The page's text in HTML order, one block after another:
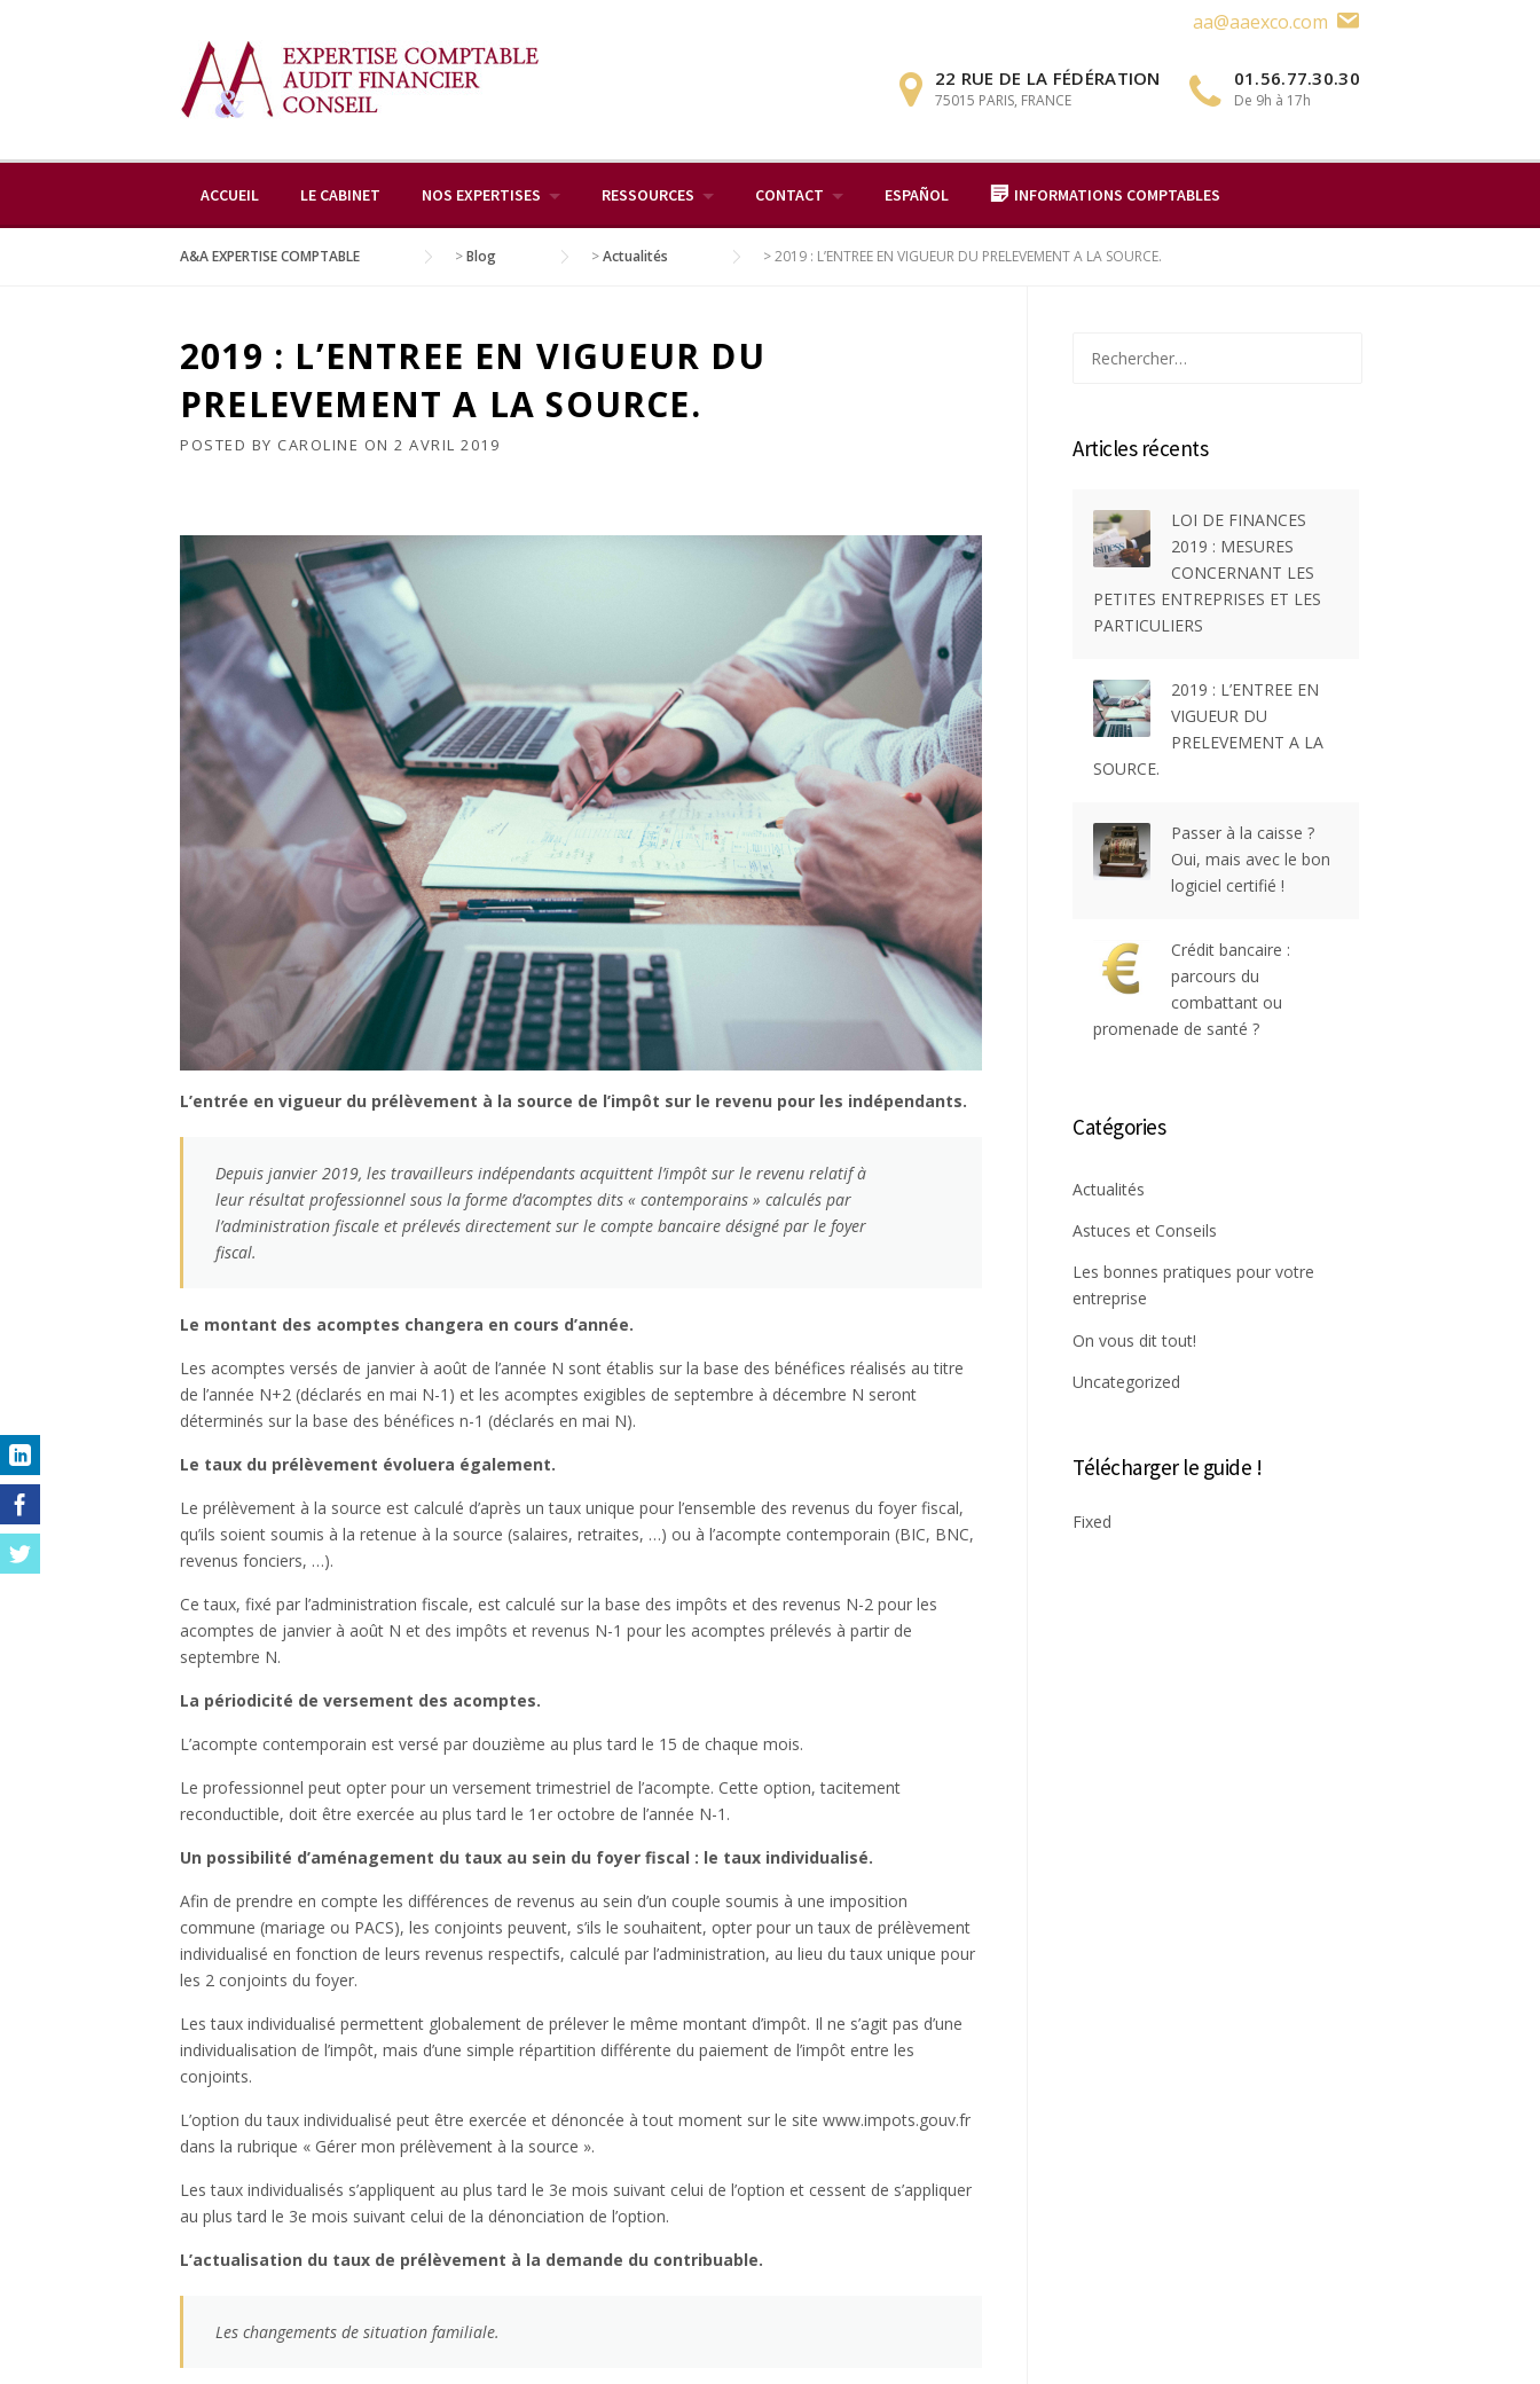
aa@aaexco.com
22 RUE DE LA FÉDÉRATION
75015 PARIS, FRANCE
01.56.77.30.30
De 9h à 17h
ACCUEIL LE CABINET NOS EXPERTISES RESSOURCES CONTACT ESPAÑOL INFORMATIONS COMPTABLES
A&A EXPERTISE COMPTABLE >Blog >Actualités >2019 : L’ENTREE EN VIGUEUR DU PRELEVEMENT A LA SOURCE.
2019 : L’ENTREE EN VIGUEUR DU
PRELEVEMENT A LA SOURCE.
POSTED BY CAROLINE ON 2 AVRIL 2019
L’entrée en vigueur du prélèvement à la source de l’impôt sur le revenu pour les indépendants.
Depuis janvier 2019, les travailleurs indépendants acquittent l’impôt sur le revenu relatif à
leur résultat professionnel sous la forme d’acomptes dits « contemporains » calculés par
l’administration fiscale et prélevés directement sur le compte bancaire désigné par le foyer
fiscal.
Le montant des acomptes changera en cours d’année.
Les acomptes versés de janvier à août de l’année N sont établis sur la base des bénéfices réalisés au titre
de l’année N+2 (déclarés en mai N-1) et les acomptes exigibles de septembre à décembre N seront
déterminés sur la base des bénéfices n-1 (déclarés en mai N).
Le taux du prélèvement évoluera également.
Le prélèvement à la source est calculé d’après un taux unique pour l’ensemble des revenus du foyer fiscal,
qu’ils soient soumis à la retenue à la source (salaires, retraites, …) ou à l’acompte contemporain (BIC, BNC,
revenus fonciers, …).
Ce taux, fixé par l’administration fiscale, est calculé sur la base des impôts et des revenus N-2 pour les
acomptes de janvier à août N et des impôts et revenus N-1 pour les acomptes prélevés à partir de
septembre N.
La périodicité de versement des acomptes.
L’acompte contemporain est versé par douzième au plus tard le 15 de chaque mois.
Le professionnel peut opter pour un versement trimestriel de l’acompte. Cette option, tacitement
reconductible, doit être exercée au plus tard le 1er octobre de l’année N-1.
Un possibilité d’aménagement du taux au sein du foyer fiscal : le taux individualisé.
Afin de prendre en compte les différences de revenus au sein d’un couple soumis à une imposition
commune (mariage ou PACS), les conjoints peuvent, s’ils le souhaitent, opter pour un taux de prélèvement
individualisé en fonction de leurs revenus respectifs, calculé par l’administration, au lieu du taux unique pour
les 2 conjoints du foyer.
Les taux individualisé permettent globalement de prélever le même montant d’impôt. Il ne s’agit pas d’une
individualisation de l’impôt, mais d’une simple répartition différente du paiement de l’impôt entre les
conjoints.
L’option du taux individualisé peut être exercée et dénoncée à tout moment sur le site www.impots.gouv.fr
dans la rubrique « Gérer mon prélèvement à la source ».
Les taux individualisés s’appliquent au plus tard le 3e mois suivant celui de l’option et cessent de s’appliquer
au plus tard le 3e mois suivant celui de la dénonciation de l’option.
L’actualisation du taux de prélèvement à la demande du contribuable.
Les changements de situation familiale.
Articles récents
LOI DE FINANCES
2019 : MESURES
CONCERNANT LES
PETITES ENTREPRISES ET LES
PARTICULIERS
2019 : L’ENTREE EN
VIGUEUR DU
PRELEVEMENT A LA
SOURCE.
Passer à la caisse ?
Oui, mais avec le bon
logiciel certifié !
Crédit bancaire :
parcours du
combattant ou
promenade de santé ?
Catégories
Actualités
Astuces et Conseils
Les bonnes pratiques pour votre
entreprise
On vous dit tout!
Uncategorized
Télécharger le guide !
Fixed